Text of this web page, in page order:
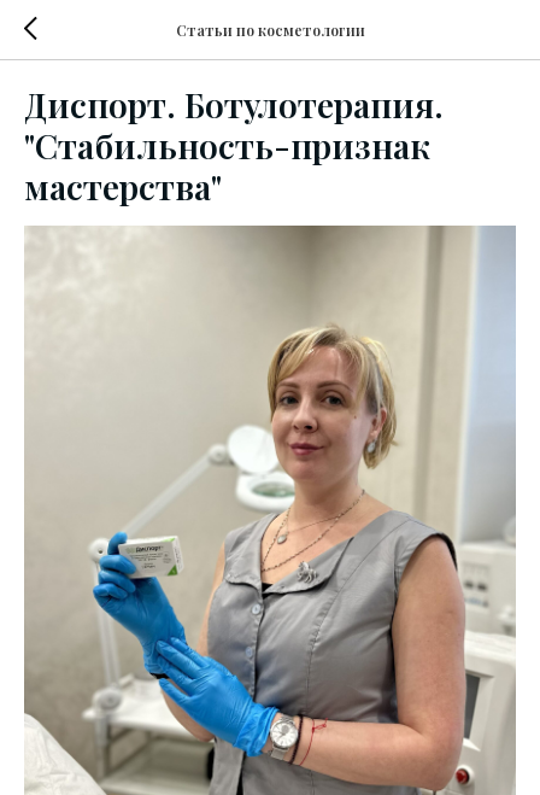
Статьи по косметологии
Диспорт. Ботулотерапия.
"Стабильность-признак
мастерства"